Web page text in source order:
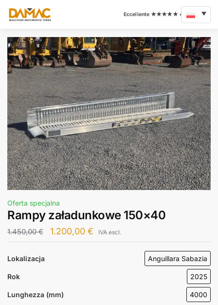
Oferta specjalna
Rampy załadunkowe 150×40
1.450,00€ 1.200,00 € IVA escl.
Lokalizacja Anguillara Sabazia
Rok 2025
Lunghezza (mm) 4000